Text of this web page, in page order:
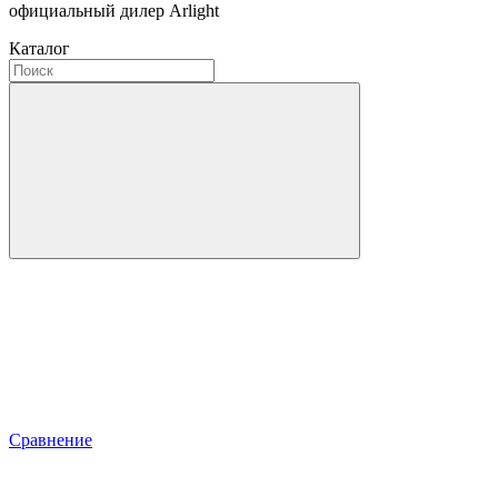
официальный дилер Arlight
Каталог
Сравнение